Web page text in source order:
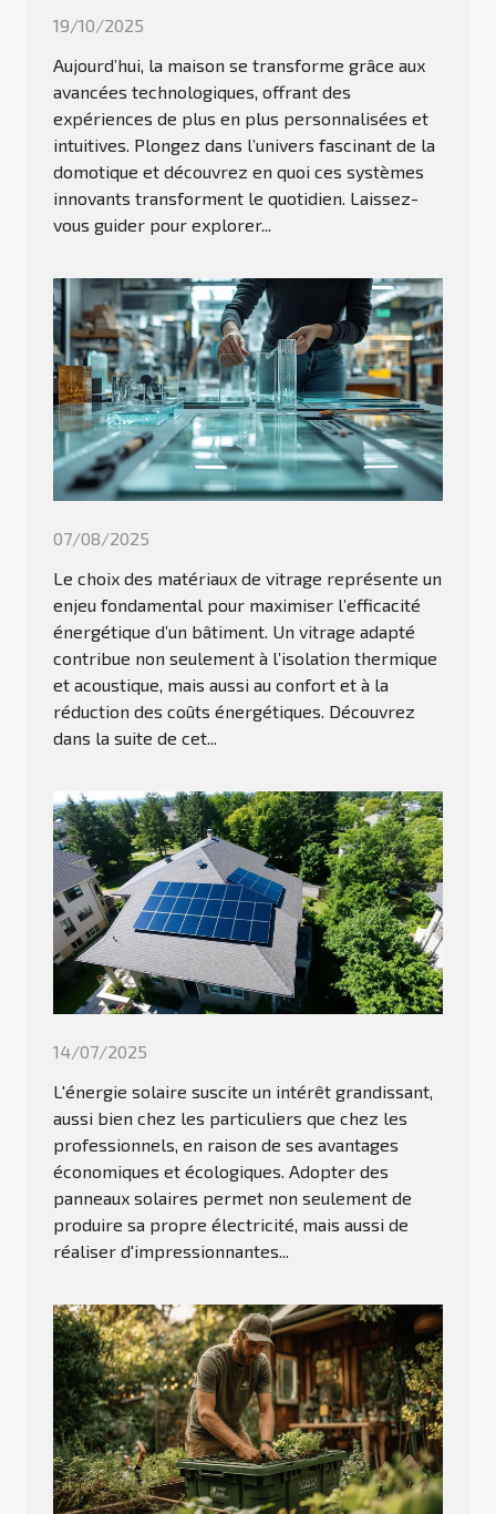
19/10/2025
Aujourd’hui, la maison se transforme grâce aux
avancées technologiques, offrant des
expériences de plus en plus personnalisées et
intuitives. Plongez dans l’univers fascinant de la
domotique et découvrez en quoi ces systèmes
innovants transforment le quotidien. Laissez-
vous guider pour explorer...
07/08/2025
Le choix des matériaux de vitrage représente un
enjeu fondamental pour maximiser l’efficacité
énergétique d’un bâtiment. Un vitrage adapté
contribue non seulement à l’isolation thermique
et acoustique, mais aussi au confort et à la
réduction des coûts énergétiques. Découvrez
dans la suite de cet...
14/07/2025
L'énergie solaire suscite un intérêt grandissant,
aussi bien chez les particuliers que chez les
professionnels, en raison de ses avantages
économiques et écologiques. Adopter des
panneaux solaires permet non seulement de
produire sa propre électricité, mais aussi de
réaliser d'impressionnantes...